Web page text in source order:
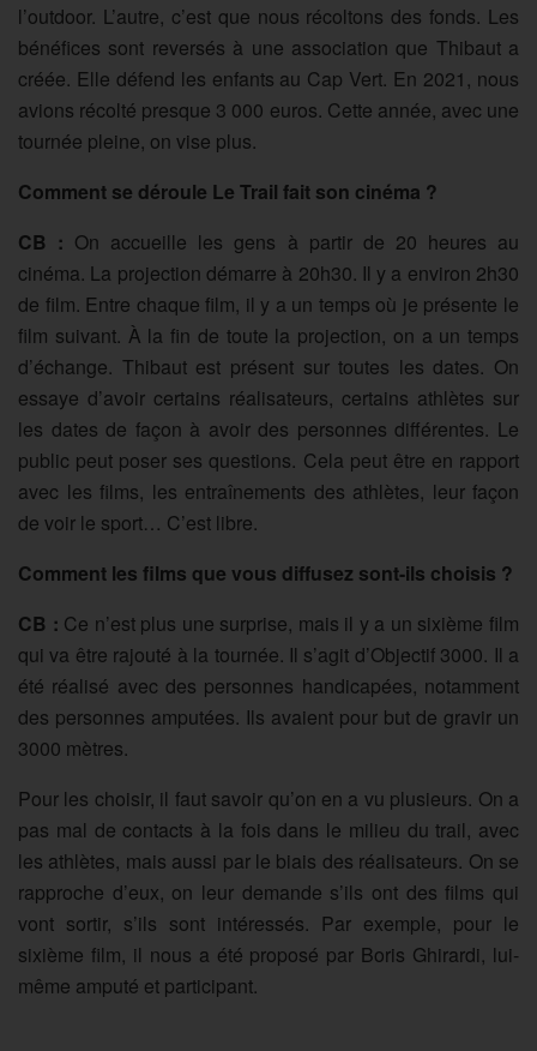
l’outdoor. L’autre, c’est que nous récoltons des fonds. Les
bénéfices sont reversés à une association que Thibaut a
créée. Elle défend les enfants au Cap Vert. En 2021, nous
avions récolté presque 3 000 euros. Cette année, avec une
tournée pleine, on vise plus.
Comment se déroule Le Trail fait son cinéma ?
CB : On accueille les gens à partir de 20 heures au
cinéma. La projection démarre à 20h30. Il y a environ 2h30
de film. Entre chaque film, il y a un temps où je présente le
film suivant. À la fin de toute la projection, on a un temps
d’échange. Thibaut est présent sur toutes les dates. On
essaye d’avoir certains réalisateurs, certains athlètes sur
les dates de façon à avoir des personnes différentes. Le
public peut poser ses questions. Cela peut être en rapport
avec les films, les entraînements des athlètes, leur façon
de voir le sport… C’est libre.
Comment les films que vous diffusez sont-ils choisis ?
CB : Ce n’est plus une surprise, mais il y a un sixième film
qui va être rajouté à la tournée. Il s’agit d’Objectif 3000. Il a
été réalisé avec des personnes handicapées, notamment
des personnes amputées. Ils avaient pour but de gravir un
3000 mètres.
Pour les choisir, il faut savoir qu’on en a vu plusieurs. On a
pas mal de contacts à la fois dans le milieu du trail, avec
les athlètes, mais aussi par le biais des réalisateurs. On se
rapproche d’eux, on leur demande s’ils ont des films qui
vont sortir, s’ils sont intéressés. Par exemple, pour le
sixième film, il nous a été proposé par Boris Ghirardi, lui-
même amputé et participant.